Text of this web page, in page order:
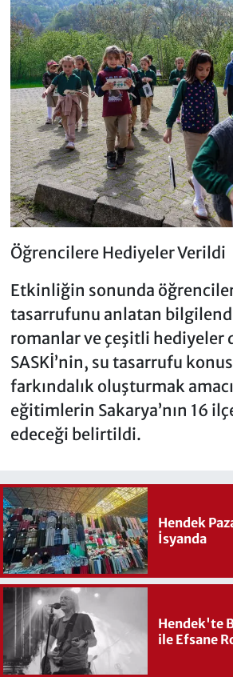
Öğrencilere Hediyeler Verildi
Etkinliğin sonunda
tasarrufunu anlatan
romanlar ve çeşitli hediyeler
SASKİ’nin, su tasarrufu
farkındalık oluşturmak
eğitimlerin Sakarya’nın 16
edeceği belirtildi.
Hendek
İsyanda
Hendek'te
ile Efsane